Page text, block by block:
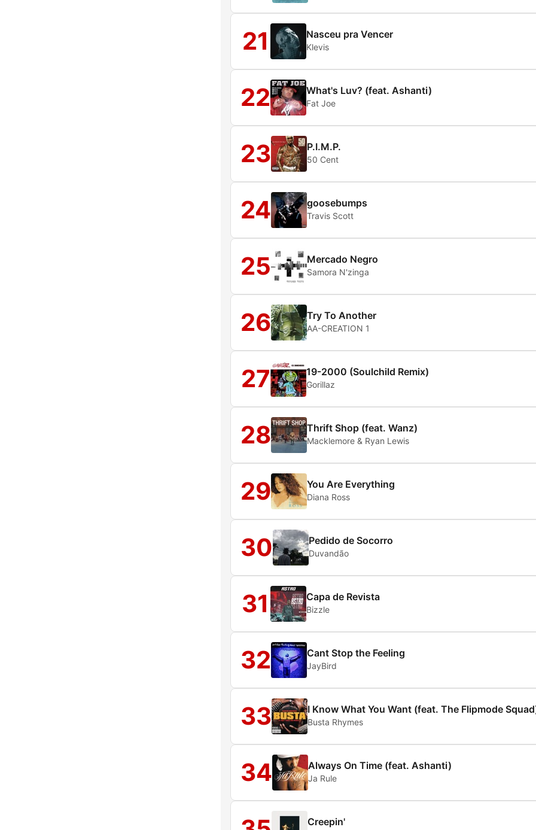
21 Nasceu pra Vencer
Klevis
22 What's Luv? (feat. Ashanti)
Fat Joe
23 P.I.M.P.
50 Cent
24 goosebumps
Travis Scott
25 Mercado Negro
Samora N'zinga
26 Try To Another
AA-CREATION 1
27 19-2000 (Soulchild Remix)
Gorillaz
28 Thrift Shop (feat. Wanz)
Macklemore & Ryan Lewis
29 You Are Everything
Diana Ross
30 Pedido de Socorro
Duvandão
31 Capa de Revista
Bizzle
32 Cant Stop the Feeling
JayBird
33 I Know What You Want (feat. The Flipmode
Busta Rhymes
34 Always On Time (feat. Ashanti)
Ja Rule
Creepin'